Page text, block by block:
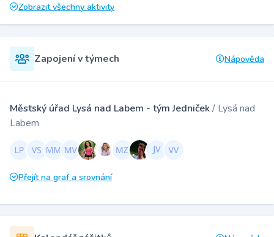
Zobrazit všechny aktivity
Zapojení v týmech Nápověda
Městský úřad Lysá nad Labem - tým Jedniček/ Lysá nad
Labem
Přejít na graf a srovnání